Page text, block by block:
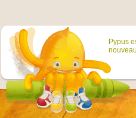
Pypus